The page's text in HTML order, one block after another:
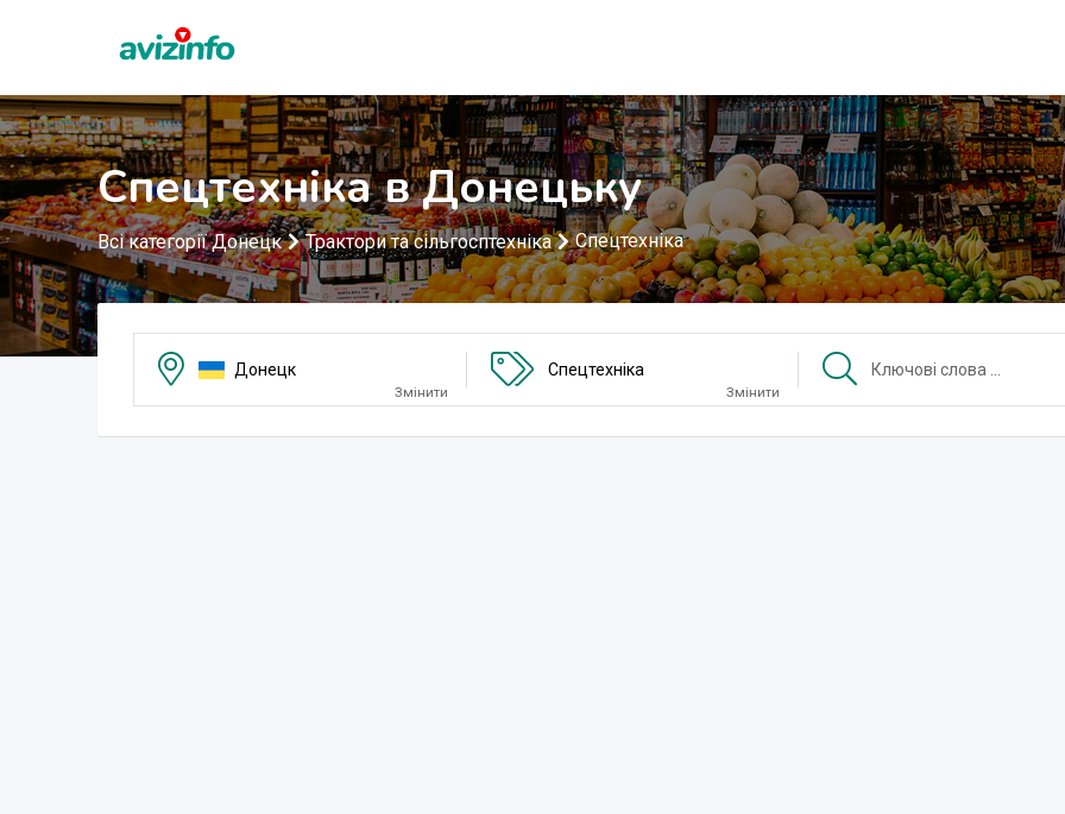
Спецтехніка в Донецьку
Всі категорії Донецк Трактори та сільгосптехніка Спецтехніка
Донецк
Змінити
Спецтехніка
Змінити